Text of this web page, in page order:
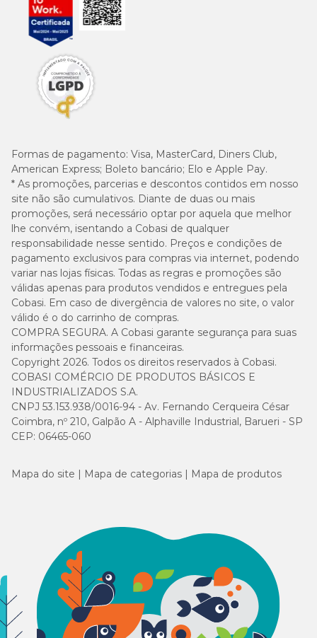
Formas de pagamento: Visa, MasterCard, Diners Club,
American Express; Boleto bancário; Elo e Apple Pay.
* As promoções, parcerias e descontos contidos em nosso
site não são cumulativos. Diante de duas ou mais
promoções, será necessário optar por aquela que melhor
lhe convém, isentando a Cobasi de qualquer
responsabilidade nesse sentido. Preços e condições de
pagamento exclusivos para compras via internet, podendo
variar nas lojas físicas. Todas as regras e promoções são
válidas apenas para produtos vendidos e entregues pela
Cobasi. Em caso de divergência de valores no site, o valor
válido é o do carrinho de compras.
COMPRA SEGURA. A Cobasi garante segurança para suas
informações pessoais e financeiras.
Copyright 2026. Todos os direitos reservados à Cobasi.
COBASI COMÉRCIO DE PRODUTOS BÁSICOS E
INDUSTRIALIZADOS S.A.
CNPJ 53.153.938/0016-94 - Av. Fernando Cerqueira César
Coimbra, nº 210, Galpão A - Alphaville Industrial, Barueri - SP
CEP: 06465-060
Mapa do site Mapa de categorias Mapa de produtos